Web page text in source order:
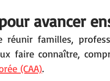
avancer
familles,
faire connaître,
(CAA).